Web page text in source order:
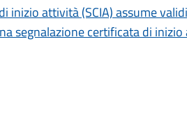
inizio attività (SCIA) assume
segnalazione certificata di inizio